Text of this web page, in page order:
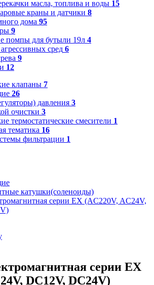
масла, топлива и воды 15
краны и датчики 8
дома 95
9
помпы для бутыли 19л 4
сред 6
9
12
клапаны 7
26
давления 3
очистки 3
термостатические смесители 1
тематика 16
фильтрации 1
катушки(соленоиды)
серии EX (AC220V, AC24V,
серии EX
DC12V, DC24V)